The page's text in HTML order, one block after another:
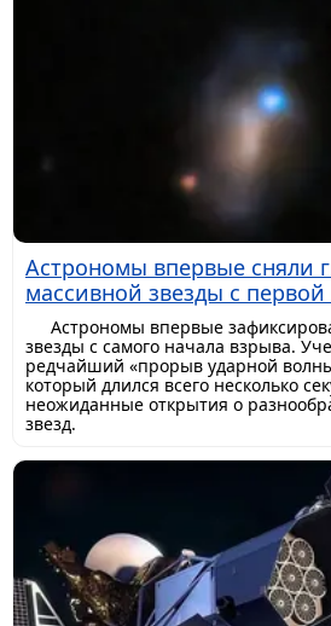
Астрономы впервые сняли
массивной звезды с
Астрономы впервые
звезды с самого начала взрыва.
редчайший «прорыв ударной
который длился всего несколько
неожиданные открытия о
звезд.